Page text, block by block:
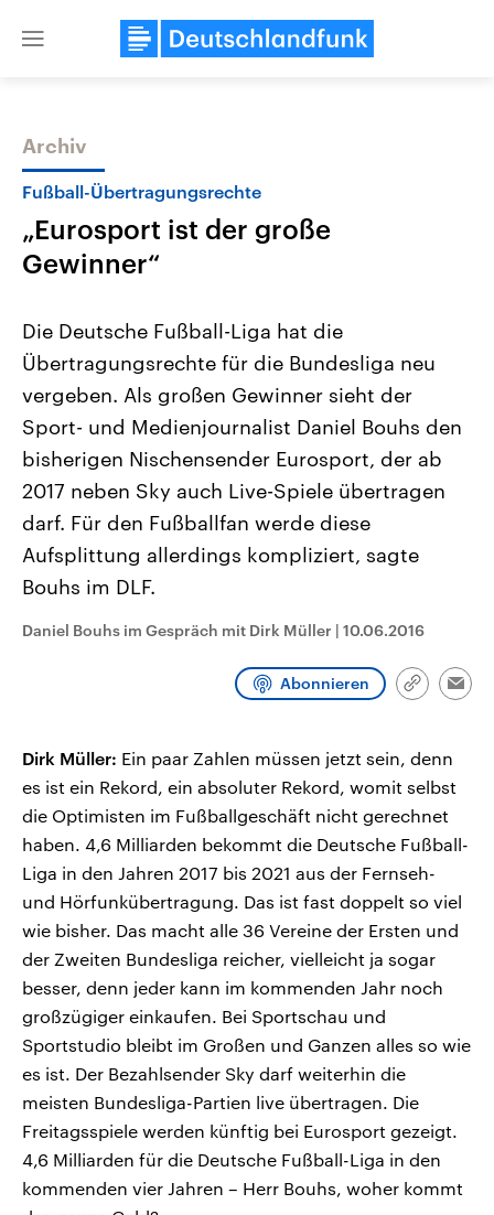
Close
Themen
Landtagswahl Sachsen-Anhalt
2026
Alle Informationen
Sachsen-Anhalt wählt am 6.
September 2026 einen neuen
Landtag. Seit 2021 wird das
Bundesland von einer Koalition aus
CDU, SPD und FDP regiert.-
Umfragen, Prognosen,
Wahlprogramme, aktuelle Berichte
und Hintergründe zu den Parteien
und Kandidaten der anstehenden
Wahl.
Aktuelle Beiträge,
Hintergründe
Wirtschaftlich und
gehören die Vereinigten
den mächtigsten Ländern
mit großem Einfluss auf
aktuelle Weltgeschehen.
Sendungen Programm Podcasts
Archiv
Fußball-Übertragungsrechte
„Eurosport ist der große
Gewinner“
Die Deutsche Fußball-Liga hat die
Übertragungsrechte für die Bundesliga neu
vergeben. Als großen Gewinner sieht der
Sport- und Medienjournalist Daniel Bouhs den
bisherigen Nischensender Eurosport, der ab
2017 neben Sky auch Live-Spiele übertragen
darf. Für den Fußballfan werde diese
Aufsplittung allerdings kompliziert, sagte
Bouhs im DLF.
Daniel Bouhs im Gespräch mit Dirk Müller | 10.06.2016
Abonnieren
Link
Dirk Müller: Ein paar Zahlen müssen jetzt sein, denn
es ist ein Rekord, ein absoluter Rekord, womit selbst
die Optimisten im Fußballgeschäft nicht gerechnet
haben. 4,6 Milliarden bekommt die Deutsche Fußball-
Liga in den Jahren 2017 bis 2021 aus der Fernseh-
und Hörfunkübertragung. Das ist fast doppelt so viel
wie bisher. Das macht alle 36 Vereine der Ersten und
der Zweiten Bundesliga reicher, vielleicht ja sogar
besser, denn jeder kann im kommenden Jahr noch
großzügiger einkaufen. Bei Sportschau und
Sportstudio bleibt im Großen und Ganzen alles so wie
es ist. Der Bezahlsender Sky darf weiterhin die
meisten Bundesliga-Partien live übertragen. Die
Freitagsspiele werden künftig bei Eurosport gezeigt.
4,6 Milliarden für die Deutsche Fußball-Liga in den
kommenden vier Jahren – Herr Bouhs, woher kommt